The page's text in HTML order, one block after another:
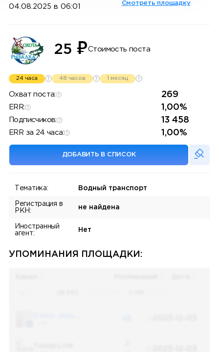
04.08.2025 в 06:01 Смотреть площадку
25 ₽Стоимость поста
24 часа 48 часов 1 месяц
Охват поста: 269
ERR: 1,00%
Подписчиков: 13 458
ERR за 24 часа: 1,00%
ДОБАВИТЬ В СПИСОК
Тематика: Водный транспорт
Регистрация в
РКН:
не найдена
Иностранный
агент:
Нет
УПОМИНАНИЯ ПЛОЩАДКИ: